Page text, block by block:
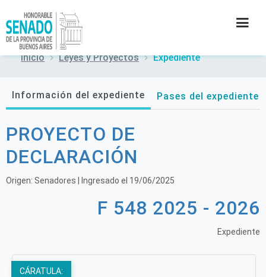
SECRETARÍAS
PRENSA
CONTACTO
Inicio Leyes y Proyectos Expediente
Información del expediente Pases del expediente
PROYECTO DE
DECLARACIÓN
Origen: Senadores | Ingresado el 19/06/2025
F 548 2025 - 2026
Expediente
CÁRATULA: